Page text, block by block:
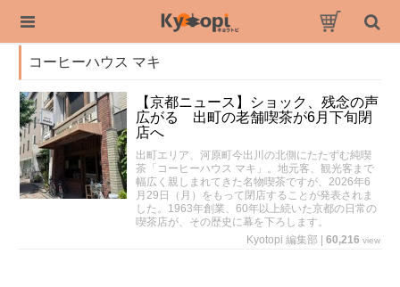
コーヒーハウス マキ
【京都ニュース】ショック、残念の声
広がる 出町の老舗喫茶が6月下旬閉
店へ
出町エリア、河原町今出川の北側にたたずむ純喫
茶「コーヒーハウス マキ」。地元客、観光客まで
幅広く親しまれてきた名物喫茶ですが、2026年6
月29日（月）をもって閉店することが発表されま
した。1963年創業、60年以上続いた京都の日常の
喫茶店が、その歴史に幕を下ろします。
Kyotopi 編集部
60,216 view